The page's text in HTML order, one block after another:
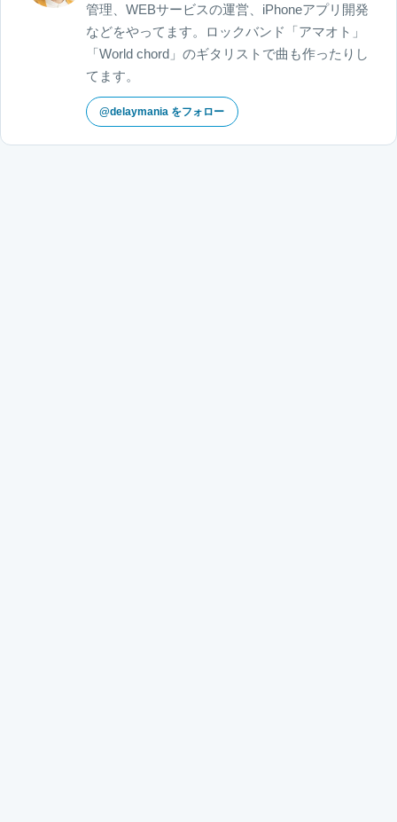
管理、WEBサービスの運営、iPhoneアプリ開発
などをやってます。ロックバンド「アマオト」
「World chord」のギタリストで曲も作ったりし
てます。
@delaymania をフォロー